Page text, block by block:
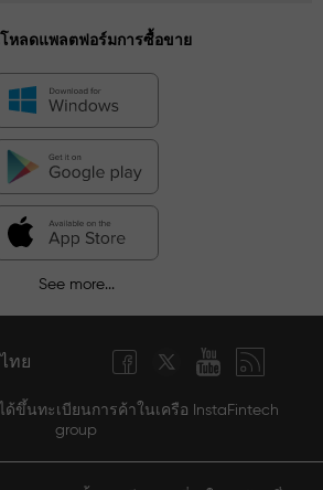
หลดแพลตฟอร์มการซื้อขาย
See more...
ไทย
ขึ้นทะเบียนการค้าในเครือ InstaFintech
group